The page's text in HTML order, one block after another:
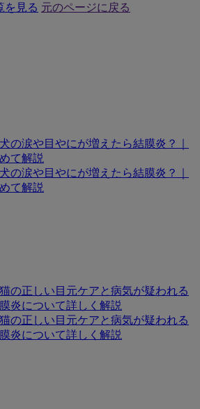
を見る 元のページに戻る
の涙や目やにが増えたら結膜炎？｜
て解説
の涙や目やにが増えたら結膜炎？｜
て解説
の正しい目元ケアと病気が疑われる
炎について詳しく解説
の正しい目元ケアと病気が疑われる
炎について詳しく解説